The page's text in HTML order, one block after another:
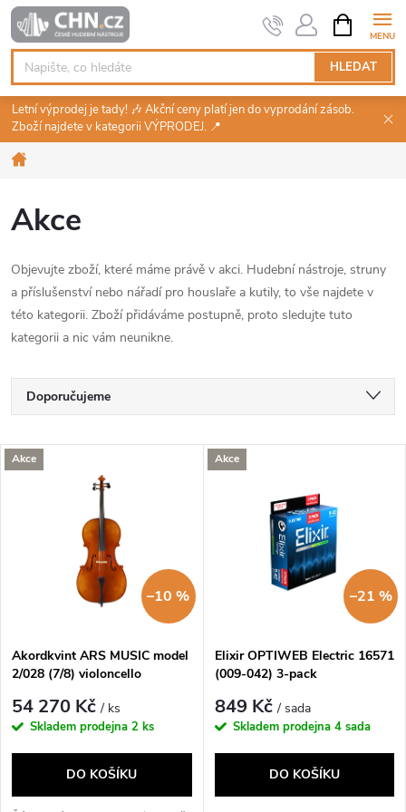
Přejít
na
obsah
HLEDAT
NÁKUPNÍ
KOŠÍK
Letní výprodej je tady! 🎶 Akční ceny platí jen do vyprodání zásob.
Zboží najdete v kategorii VÝPRODEJ. 📍
Akce
Objevujte zboží, které máme právě v akci. Hudební nástroje, struny
a příslušenství nebo nářadí pro houslaře a kutily, to vše najdete v
této kategorii. Zboží přidáváme postupně, proto sledujte tuto
kategorii a nic vám neunikne.
Ř
a
p
r
o
Doporučujeme
Nejdražší
Nejprodávanější
Abecedně
V
s
p
r
Akce
–10 %
Akordkvint ARS MUSIC model
2/028 (7/8) violoncello
54 270 Kč/ ks
Skladem prodejna 2 ks
DO KOŠÍKU
Akce
–21 %
Elixir OPTIWEB Electric 16571
(009-042) 3-pack
849 Kč/ sada
Skladem prodejna 4 sada
DO KOŠÍKU